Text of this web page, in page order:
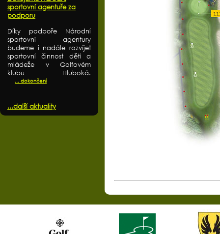
sportovní agentuře za
podporu
Díky podpoře Národní
sportovní agentury
budeme i nadále rozvíjet
sportovní činnost dětí a
mládeže v Golfovém
klubu Hluboká.
... dokončení
...další aktuality